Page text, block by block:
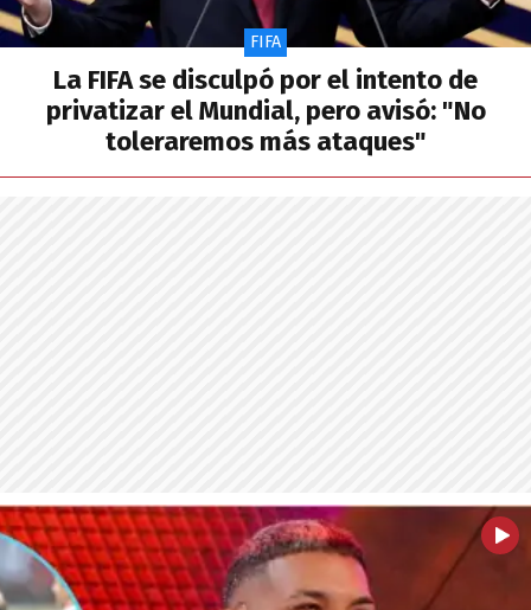
FIFA
La FIFA se disculpó por el intento de
privatizar el Mundial, pero avisó: "No
toleraremos más ataques"